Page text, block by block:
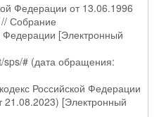
Федерации от 13.06.1996
Собрание
Федерации [Электронный
sps/# (дата обращения:
Российской Федерации
[Электронный